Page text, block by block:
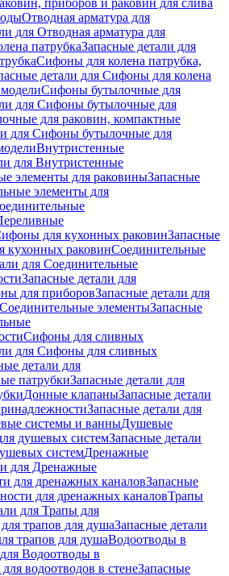
приборов и раковин для слива
Отводная арматура для
для Отводная арматура для
патрубкаЗапасные детали для
Сифоны для колена патрубка,
детали для Сифоны для колена
Сифоны бутылочные для
для Сифоны бутылочные для
для раковин, компактные
для Сифоны бутылочные для
Внутристенные
для Внутристенные
элементы для раковиныЗапасные
элементы для
для кухонных раковинЗапасные
кухонных раковинСоединительные
для Соединительные
Запасные детали для
для приборовЗапасные детали для
Соединительные элементыЗапасные
Сифоны для сливных
для Сифоны для сливных
детали для
патрубкиЗапасные детали для
Донные клапаныЗапасные детали
Запасные детали для
системы и ванныДушевые
душевых системЗапасные детали
системДренажные
для Дренажные
для дренажных каналовЗапасные
для дренажных каналовТрапы
для Трапы для
трапов для душаЗапасные детали
трапов для душаВодоотводы в
Водоотводы в
водоотводов в стенеЗапасные